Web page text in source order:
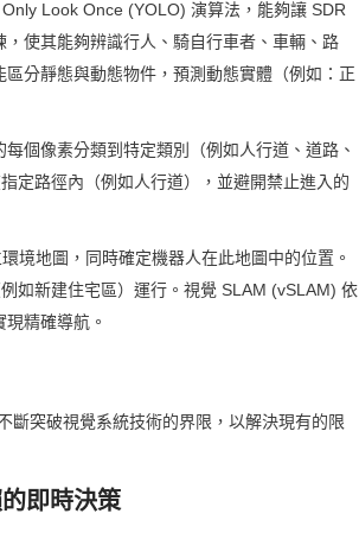
Look Once (YOLO) 演算法，能夠讓 SDR
使其能夠辨識行人、騎自行車者、車輛、路
分靜態與動態物件，預測動態實體（例如：正
個像素分類到特定類別（例如人行道、道路、
定路徑內（例如人行道），並避開禁止進入的
境地圖，同時確定機器人在此地圖中的位置。
如新建住宅區）運行。視覺 SLAM (vSLAM) 依
精確導航。
斷突破視覺系統技術的界限，以解決現有的限
即時決策